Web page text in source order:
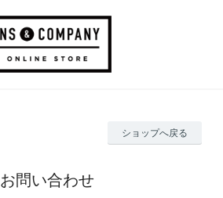
ショップへ戻る
お問い合わせ